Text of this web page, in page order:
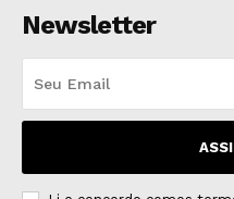
Newsletter